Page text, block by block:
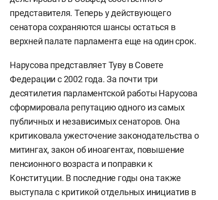
представителя. Теперь у действующего
сенатора сохраняются шансы остаться в
верхней палате парламента еще на один срок.
Нарусова представляет Туву в Совете
Федерации с 2002 года. За почти три
десятилетия парламентской работы Нарусова
сформировала репутацию одного из самых
публичных и независимых сенаторов. Она
критиковала ужесточение законодательства о
митингах, закон об иноагентах, повышение
пенсионного возраста и поправки к
Конституции. В последние годы она также
выступала с критикой отдельных инициатив в